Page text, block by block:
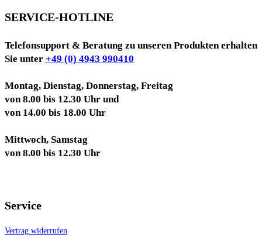
SERVICE-HOTLINE
Telefonsupport & Beratung zu unseren Produkten erhalten
Sie unter +49 (0) 4943 990410
Montag, Dienstag, Donnerstag, Freitag
von 8.00 bis 12.30 Uhr und
von 14.00 bis 18.00 Uhr
Mittwoch, Samstag
von 8.00 bis 12.30 Uhr
Service
Vertrag widerrufen